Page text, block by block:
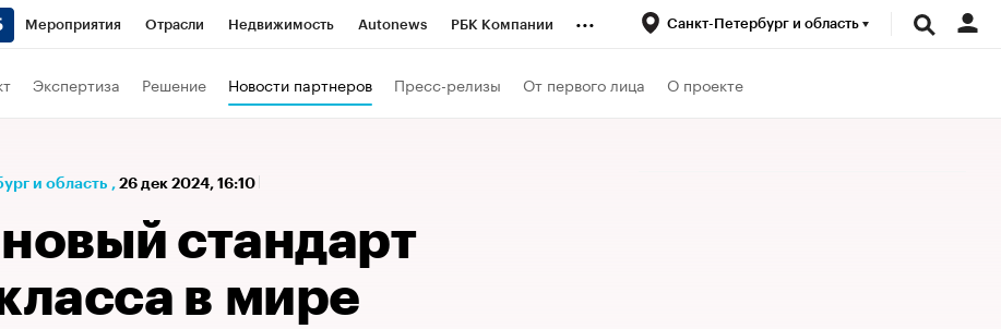
Мероприятия Отрасли Недвижимость Autonews РБК Компании
Экономика
... Санкт-Петербург и область
Экспертиза Решение Новости партнеров Пресс-релизы От первого лица О проекте
и область , 26 дек 2024, 16:10
стандарт
в мире